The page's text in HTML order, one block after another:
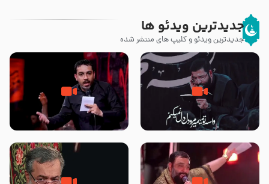
جدیدترین ویدئو ها
جدیدترین ویدئو و کلیپ های منتشر شده
مصداق کربلا – حاج حسین سیب
سرخی
شور ، حسینا! به‌ حق زهرا «أُنْظُرْ
إِلَینا» – عزاداری شب هفتم ماه